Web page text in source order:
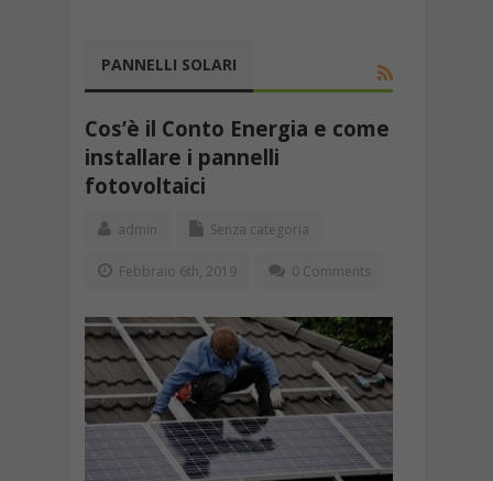
PANNELLI SOLARI
Cos’è il Conto Energia e come
installare i pannelli
fotovoltaici
admin Senza categoria
Febbraio 6th, 2019 0 Comments